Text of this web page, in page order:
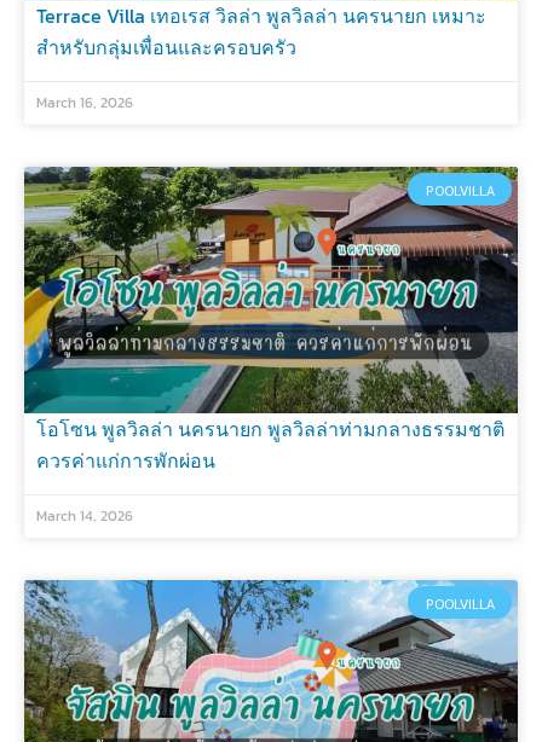
Terrace Villa เทอเรส วิลล่า พูลวิลล่า นครนายก เหมาะ
สำหรับกลุ่มเพื่อนและครอบครัว
March 16, 2026
POOLVILLA
โอโซน พูลวิลล่า นครนายก พูลวิลล่าท่ามกลางธรรมชาติ
ควรค่าแก่การพักผ่อน
March 14, 2026
POOLVILLA